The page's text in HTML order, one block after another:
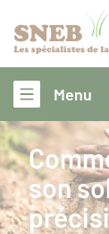
Menu
son